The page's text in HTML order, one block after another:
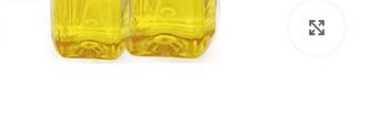
بزرگنمایی تصویر